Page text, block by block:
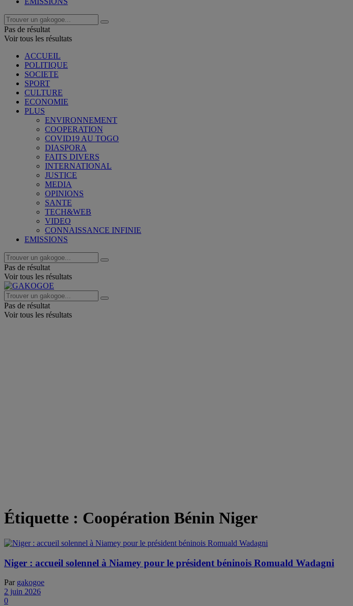
Pas de résultat
Voir tous les résultats
ACCUEIL
POLITIQUE
SOCIETE
SPORT
CULTURE
ECONOMIE
PLUS
ENVIRONNEMENT
COOPERATION
COVID19 AU TOGO
DIASPORA
FAITS DIVERS
INTERNATIONAL
JUSTICE
MEDIA
OPINIONS
SANTE
TECH&WEB
VIDEO
CONNAISSANCE INFINIE
EMISSIONS
Pas de résultat
Voir tous les résultats
Pas de résultat
Voir tous les résultats
Étiquette : Coopération Bénin Niger
Niger : accueil solennel à Niamey pour le président béninois Romuald Wadagni
Par gakogoe
2 juin 2026
0